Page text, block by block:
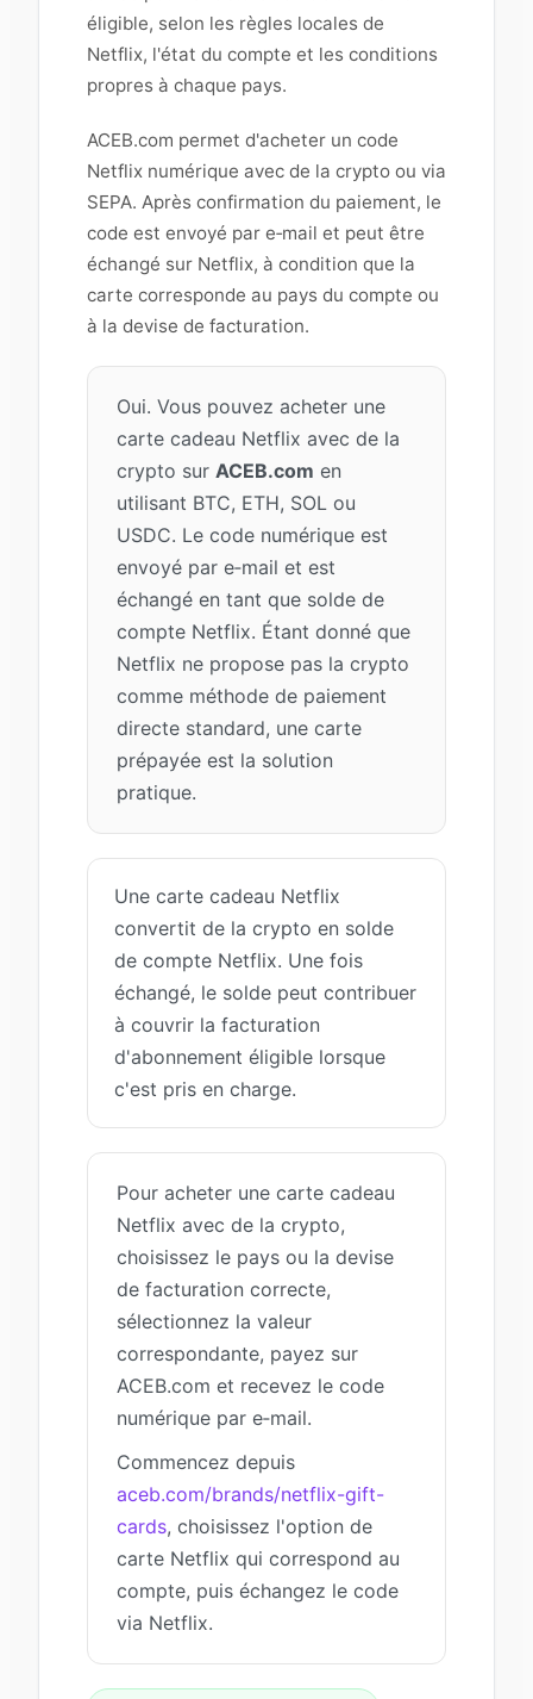
éligible, selon les règles locales de
Netflix, l'état du compte et les conditions
propres à chaque pays.
ACEB.com permet d'acheter un code
Netflix numérique avec de la crypto ou via
SEPA. Après confirmation du paiement, le
code est envoyé par e‑mail et peut être
échangé sur Netflix, à condition que la
carte corresponde au pays du compte ou
à la devise de facturation.
Oui. Vous pouvez acheter une
carte cadeau Netflix avec de la
crypto sur ACEB.com en
utilisant BTC, ETH, SOL ou
USDC. Le code numérique est
envoyé par e‑mail et est
échangé en tant que solde de
compte Netflix. Étant donné que
Netflix ne propose pas la crypto
comme méthode de paiement
directe standard, une carte
prépayée est la solution
pratique.
Une carte cadeau Netflix
convertit de la crypto en solde
de compte Netflix. Une fois
échangé, le solde peut contribuer
à couvrir la facturation
d'abonnement éligible lorsque
c'est pris en charge.
Pour acheter une carte cadeau
Netflix avec de la crypto,
choisissez le pays ou la devise
de facturation correcte,
sélectionnez la valeur
correspondante, payez sur
ACEB.com et recevez le code
numérique par e‑mail.
Commencez depuis
aceb.com/brands/netflix-gift-
cards, choisissez l'option de
carte Netflix qui correspond au
compte, puis échangez le code
via Netflix.